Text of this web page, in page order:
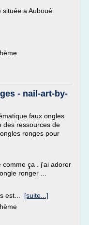
située a Auboué
- nail-art-by-
faux ongles
des ressources de
ronges pour
comme ça . j'ai adorer
ronger ...
est... [suite...]